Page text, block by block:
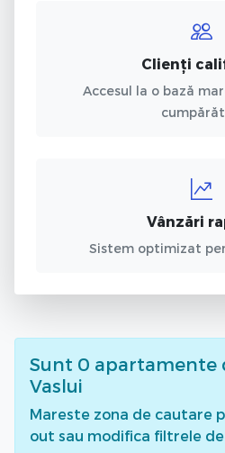
Clienți
Accesul la o bază
Vânzări
Sistem optimizat
Sunt 0 apartamente
Vaslui
Mareste zona de cautare
out sau modifica filtrele